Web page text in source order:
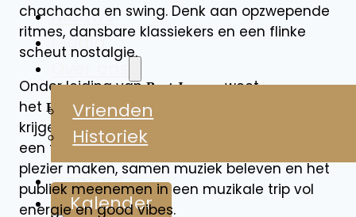
Nieuws
Media
Over ons
Vrienden
Historiek
Contact
Kalender
chachacha en swing. Denk aan opzwepende
ritmes, dansbare klassiekers en een flinke
scheut nostalgie.
Onder leiding vanBart Jaspersweet
hetFeestorkestelk publiek in beweging te
krijgen, of het nu op een podium is of tijdens
een feestelijk evenement. Hier draait het om
plezier maken, samen muziek beleven en het
publiek meenemen in een muzikale trip vol
energie en good vibes.